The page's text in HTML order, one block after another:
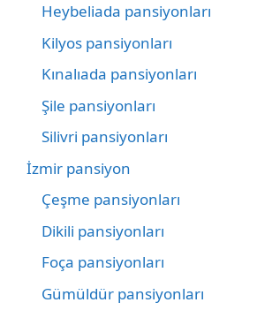
Heybeliada pansiyonları
Kilyos pansiyonları
Kınalıada pansiyonları
Şile pansiyonları
Silivri pansiyonları
İzmir pansiyon
Çeşme pansiyonları
Dikili pansiyonları
Foça pansiyonları
Gümüldür pansiyonları